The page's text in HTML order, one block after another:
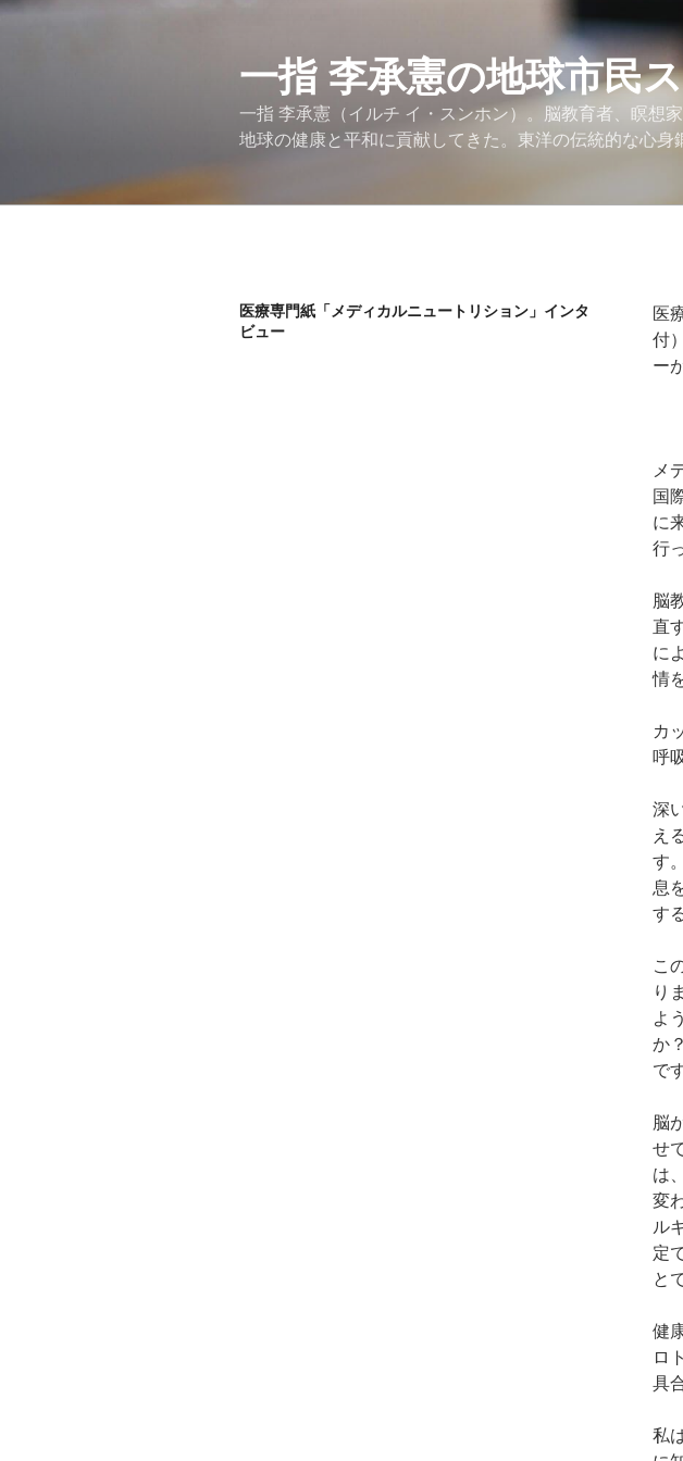
コ
一指 李承憲の地球市民
一指 李承憲（イルチ イ・スンホン）。脳教育者、瞑想
地球の健康と平和に貢献してきた。東洋の伝統的な心身
医療専門紙「メディカルニュートリション」インタ
ビュー
医
付
ー
メ
国
に
行
脳
直
に
情
カ
呼
深
え
す
息
す
こ
り
よ
か
で
脳
せ
は
変
ル
定
と
健
ロ
具
私